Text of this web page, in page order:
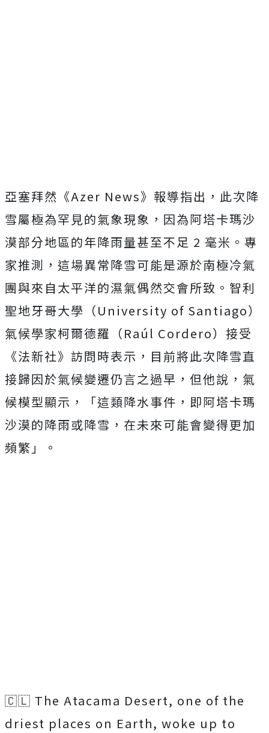
亞塞拜然《Azer News》報導指出，此次降
雪屬極為罕見的氣象現象，因為阿塔卡瑪沙
漠部分地區的年降雨量甚至不足 2 毫米。專
家推測，這場異常降雪可能是源於南極冷氣
團與來自太平洋的濕氣偶然交會所致。智利
聖地牙哥大學（University of Santiago）
氣候學家柯爾德羅（Raúl Cordero）接受
《法新社》訪問時表示，目前將此次降雪直
接歸因於氣候變遷仍言之過早，但他說，氣
候模型顯示，「這類降水事件，即阿塔卡瑪
沙漠的降雨或降雪，在未來可能會變得更加
頻繁」。
🇨🇱 The Atacama Desert, one of the
driest places on Earth, woke up to